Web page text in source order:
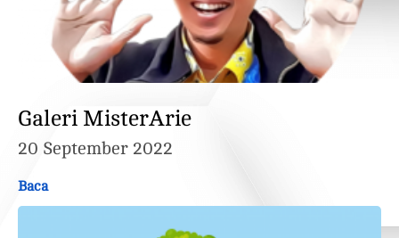
Galeri MisterArie
20 September 2022
Baca